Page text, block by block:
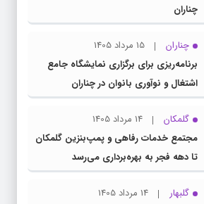
چناران
چناران
15 مرداد 1405
برنامه‌ریزی برای برگزاری نمایشگاه جامع
اشتغال و نوآوری بانوان در چناران
گلمکان
14 مرداد 1405
مجتمع خدمات رفاهی و پمپ‌بنزین گلمکان
تا دهه فجر به بهره‌برداری می‌رسد
گلبهار
14 مرداد 1405